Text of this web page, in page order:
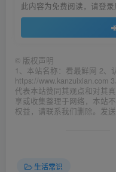
此内容为免费阅读，请登
© 版权声明
1、本站名称：看最鲜网 2、
https://www.kanzuixian.com
代表本站赞同其观点和对其
享或收集整理于网络，本站
权益，请联系我们删除。发
生活常识